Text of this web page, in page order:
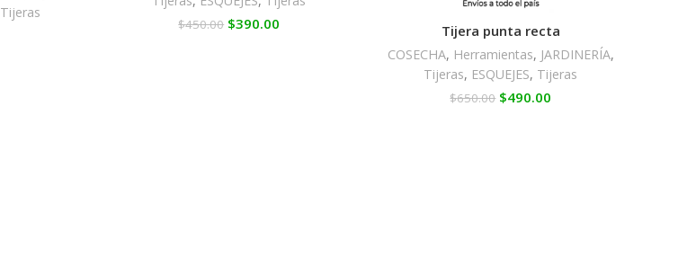
Tijeras
$450.00 $390.00 Tijera punta recta
COSECHA, Herramientas, JARDINERÍA,
Tijeras, ESQUEJES, Tijeras
$650.00 $490.00